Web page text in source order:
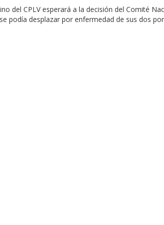
del CPLV esperará a la decisión del Comité
podía desplazar por enfermedad de sus dos